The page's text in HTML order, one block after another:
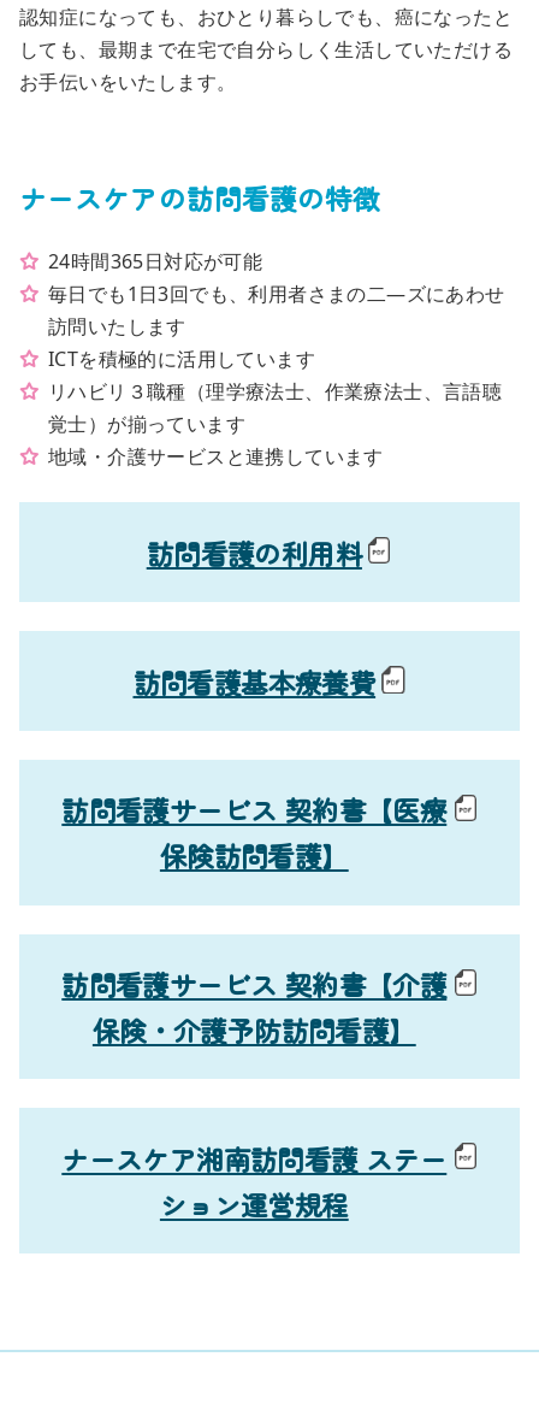
認知症になっても、おひとり暮らしでも、癌になったと
しても、最期まで在宅で自分らしく生活していただける
お手伝いをいたします。
ナースケアの訪問看護の特徴
24時間365日対応が可能
毎日でも1日3回でも、利用者さまの二―ズにあわせ
訪問いたします
ICTを積極的に活用しています
リハビリ３職種（理学療法士、作業療法士、言語聴
覚士）が揃っています
地域・介護サービスと連携しています
訪問看護の利用料
訪問看護基本療養費
訪問看護サービス 契約書【医療
保険訪問看護】
訪問看護サービス 契約書【介護
保険・介護予防訪問看護】
ナースケア湘南訪問看護 ステー
ション運営規程